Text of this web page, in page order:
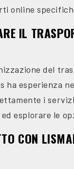
online
IL
del
esperienza
i
esplorare le
CON